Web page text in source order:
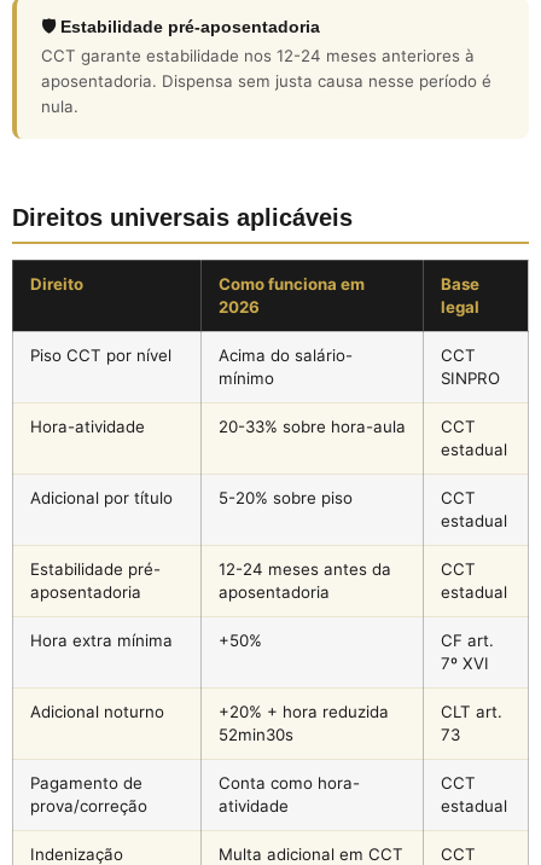
🛡️ Estabilidade pré-aposentadoria
CCT garante estabilidade nos 12-24 meses anteriores à
aposentadoria. Dispensa sem justa causa nesse período é
nula.
Direitos universais aplicáveis
Direito
Como funciona em
2026
Base
legal
Piso CCT por nível
Acima do salário-
mínimo
CCT
SINPRO
Hora-atividade 20-33% sobre hora-aula
CCT
estadual
Adicional por título 5-20% sobre piso
CCT
estadual
Estabilidade pré-
aposentadoria
12-24 meses antes da
aposentadoria
CCT
estadual
Hora extra mínima +50%
CF art.
7º XVI
Adicional noturno
+20% + hora reduzida
52min30s
CLT art.
73
Pagamento de
prova/correção
Conta como hora-
atividade
CCT
estadual
Indenização
Multa adicional em CCT
CCT